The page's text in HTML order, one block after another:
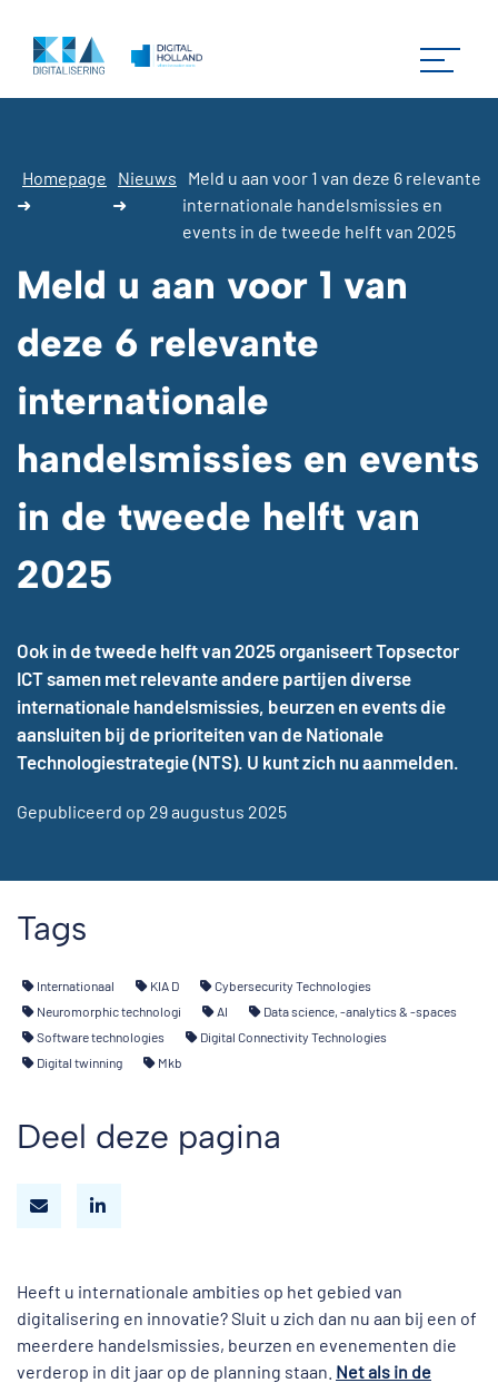
Homepage
➜
Nieuws
➜
Meld u aan voor 1 van deze 6 relevante
internationale handelsmissies en
events in de tweede helft van 2025
Meld u aan voor 1 van
deze 6 relevante
internationale
handelsmissies en events
in de tweede helft van
2025
Ook in de tweede helft van 2025 organiseert Topsector
ICT samen met relevante andere partijen diverse
internationale handelsmissies, beurzen en events die
aansluiten bij de prioriteiten van de Nationale
Technologiestrategie (NTS). U kunt zich nu aanmelden.
Gepubliceerd op 29 augustus 2025
Tags
Internationaal KIA D
Cybersecurity Technologies
Neuromorphic technologi
AI
Data science, -analytics & -spaces
Software technologies
Digital Connectivity Technologies
Digital twinning
Mkb
Deel deze pagina
Heeft u internationale ambities op het gebied van
digitalisering en innovatie? Sluit u zich dan nu aan bij een of
meerdere handelsmissies, beurzen en evenementen die
verderop in dit jaar op de planning staan. Net als in de